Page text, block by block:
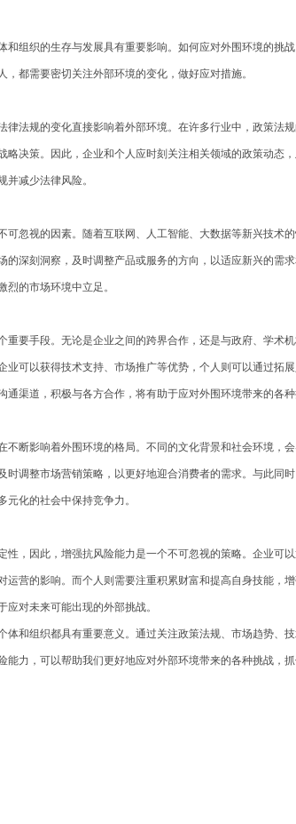
和组织的生存与发展具有重要影响。如何应对外围环境的挑
都需要密切关注外部环境的变化，做好应对措施。
律法规的变化直接影响着外部环境。在许多行业中，政策法
略决策。因此，企业和个人应时刻关注相关领域的政策动态
并减少法律风险。
可忽视的因素。随着互联网、人工智能、大数据等新兴技术
的深刻洞察，及时调整产品或服务的方向，以适应新兴的需
的市场环境中立足。
重要手段。无论是企业之间的跨界合作，还是与政府、学术
业可以获得技术支持、市场推广等优势，个人则可以通过拓
通渠道，积极与各方合作，将有助于应对外围环境带来的各种
不断影响着外围环境的格局。不同的文化背景和社会环境，
时调整市场营销策略，以更好地迎合消费者的需求。与此同
化的社会中保持竞争力。
性，因此，增强抗风险能力是一个不可忽视的策略。企业可
运营的影响。而个人则需要注重积累财富和提高自身技能，
对未来可能出现的外部挑战。
体和组织都具有重要意义。通过关注政策法规、市场趋势、
能力，可以帮助我们更好地应对外部环境带来的各种挑战，抓